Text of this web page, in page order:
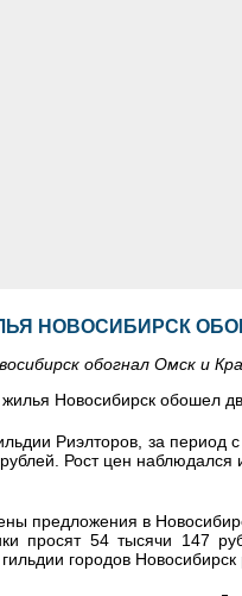
НОВОСИБИРСК
обогнал Омск и
жилья Новосибирск обошел
Риэлторов, за период
Рост цен
предложения в
просят 54 тысячи 147
городов